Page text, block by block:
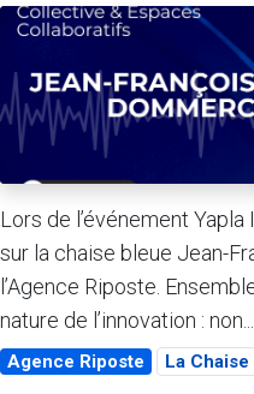
Lors de l’événement
sur la chaise bleue Jean-
l’Agence Riposte.
nature de l’innovation : non...
Agence Riposte La